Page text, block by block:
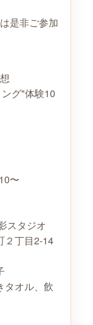
是非ご参加
グ"体験10
〜
スタジオ
２丁目2-14
タオル、飲